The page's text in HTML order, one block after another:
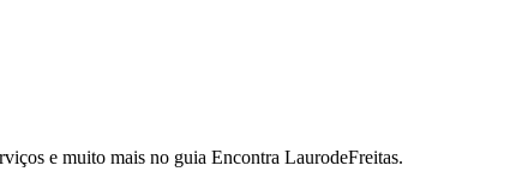
e muito mais no guia Encontra LaurodeFreitas.